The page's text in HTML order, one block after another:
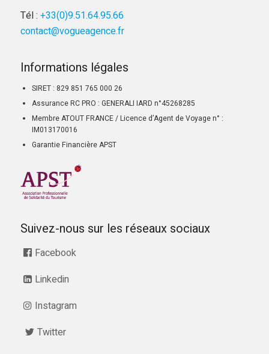
Tél : +33(0)9.51.64.95.66
contact@vogueagence.fr
Informations légales
SIRET : 829 851 765 000 26
Assurance RC PRO : GENERALI IARD n°45268285
Membre ATOUT FRANCE / Licence d’Agent de Voyage n° :
IM013170016
Garantie Financière APST
Suivez-nous sur les réseaux sociaux
Facebook
Linkedin
Instagram
Twitter